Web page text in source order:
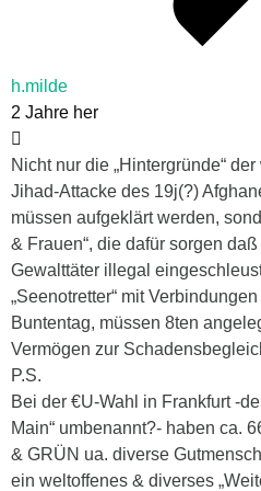
h.milde
2 Jahre her
Nicht nur die „Hintergründe“
Jihad-Attacke des 19j(?)
müssen aufgeklärt werden,
& Frauen“, die dafür sorgen
Gewalttäter illegal
„Seenotretter“ mit
Buntentag, müssen 8ten
Vermögen zur
P.S.
Bei der €U-Wahl in Frankfurt -
Main“ umbenannt?- haben ca.
& GRÜN ua. diverse
ein weltoffenes & diverses